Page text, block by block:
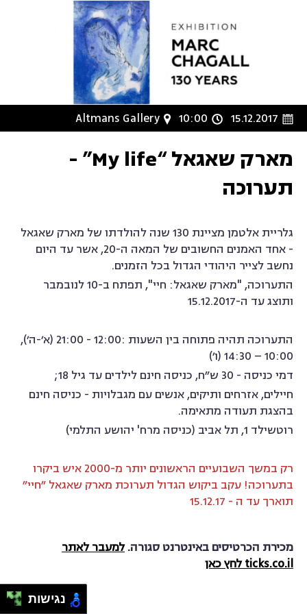
15.12.2017
10:00
Altmans Gallery
מארק שאגאל “My life” -
תערוכה
גלריית אלטמן מציינת 130 שנה להולדתו של מארק שאגאל
- אחד האמנים החשובים של המאה ה-20, אשר עד היום
נחשב לצייר היהודי הגדול בכל הזמנים.
התערוכה, "מארק שאגאל: חיי", תפתח ב-10 לנובמבר
ותוצג עד ה-15.12.2017
התערוכה תהיה פתוחה בין השעות :12:00 - 21:00 (א׳-ה׳),
10:00 – 14:30 (ו׳)
דמי כניסה - 30 ש״ח,
כניסה חינם לילדים עד גיל 18;
חיילים, אזרחים ותיקים, אנשים עם מגבלויות - כניסה חינם
בהצגת תעודה מתאימה.
רוטשילד 1, תל אביב (כניסה מרח' יהושע התלמי)
רק במשך השבועיים הראשונים יותר מ-2000 איש ביקרו
בתערוכה! עקב ביקוש הגדול תערוכת מארק שאגאל ״חיי״
תוארך עד ה - 15.12.17
מכירת הכרטיסים באינטרנט סגורה.למעבר לאתר
ticks.co.il לחץ כאן
נגישות